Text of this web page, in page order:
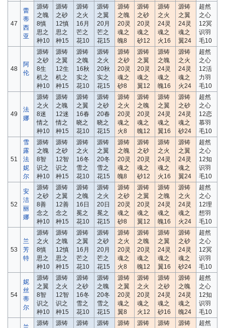
47
蕾
蒂
西
亚
源铸
之魄
8慎
思之
种10
源铸
之砂
12慎
思之
种15
源铸
之火
16月
芒之
花10
源铸
之翼
20月
芒之
花15
源铸
之魄
20灵
魂之
魄8
源铸
之砂
20灵
魂之
砂12
源铸
之火
24灵
魂之
火16
源铸
之翼
24灵
魂之
翼24
超然
之心
12冥
识羽
毛10
48
阿
伦
源铸
之砂
8生
机之
种10
源铸
之翼
12生
机之
种15
源铸
之魄
16秋
实之
花10
源铸
之火
20秋
实之
花15
源铸
之砂
20灵
魂之
砂8
源铸
之翼
20灵
魂之
翼12
源铸
之魄
24灵
魂之
魄16
源铸
之火
24灵
魂之
火24
超然
之心
12活
力羽
毛10
49
法
娜
源铸
之火
8迷
情之
种10
源铸
之魄
12迷
情之
种15
源铸
之翼
16春
晓之
花10
源铸
之砂
20春
晓之
花15
源铸
之火
20灵
魂之
火8
源铸
之魄
20灵
魂之
魄12
源铸
之翼
24灵
魂之
翼16
源铸
之砂
24灵
魂之
砂24
超然
之心
12恋
慕羽
毛10
51
雪
露
法
妮
尔
源铸
之魄
8智
识之
种10
源铸
之砂
12智
识之
种15
源铸
之火
16冬
雪之
花10
源铸
之翼
20冬
雪之
花15
源铸
之魄
20灵
魂之
魄8
源铸
之砂
20灵
魂之
砂12
源铸
之火
24灵
魂之
火16
源铸
之翼
24灵
魂之
翼24
超然
之心
12知
识羽
毛10
52
安
洁
丽
娜
源铸
之砂
8善
念之
种10
源铸
之翼
12善
念之
种15
源铸
之魄
16日
冕之
花10
源铸
之火
20日
冕之
花15
源铸
之砂
20灵
魂之
砂8
源铸
之翼
20灵
魂之
翼12
源铸
之魄
24灵
魂之
魄16
源铸
之火
24灵
魂之
火24
超然
之心
12理
想羽
毛10
53
兰
芳
特
源铸
之火
8慎
思之
种10
源铸
之魄
12慎
思之
种15
源铸
之翼
16月
芒之
花10
源铸
之砂
20月
芒之
花15
源铸
之火
20灵
魂之
火8
源铸
之魄
20灵
魂之
魄12
源铸
之翼
24灵
魂之
翼16
源铸
之砂
24灵
魂之
砂24
超然
之心
12冥
识羽
毛10
54
妮
丝
蒂
尔
源铸
之翼
8智
识之
种10
源铸
之火
12智
识之
种15
源铸
之砂
16冬
雪之
花10
源铸
之魄
20冬
雪之
花15
源铸
之翼
20灵
魂之
翼8
源铸
之火
20灵
魂之
火12
源铸
之砂
24灵
魂之
砂16
源铸
之魄
24灵
魂之
魄24
超然
之心
12知
识羽
毛10
源铸 源铸 源铸 源铸 源铸 源铸 源铸 源铸 超然